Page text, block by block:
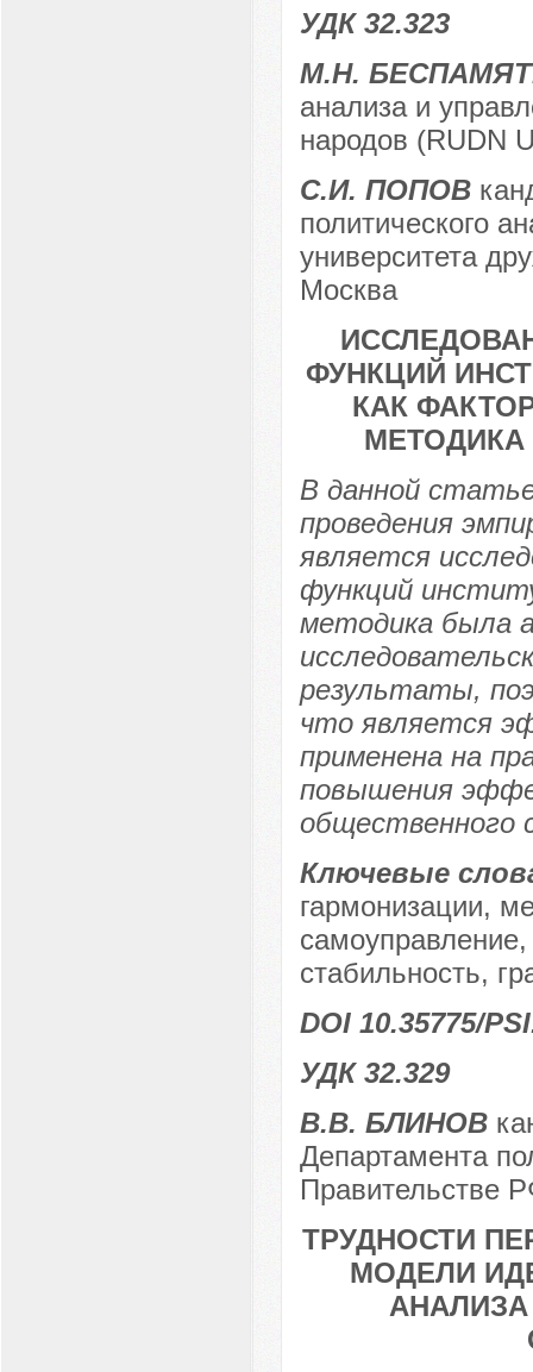
УДК 32.323
М.Н.
анализа и
народов (RUDN
С.И. ПОПОВ
политического
университета
Москва
ФУНКЦИЙ
КАК
В данной
проведения
является
функций
методика была
результаты,
что является
применена на
повышения
общественного
Ключевые
гармонизации,
стабильность,
DOI 10.35775/
УДК 32.329
В.В. БЛИНОВ
Департамента
Правительстве
ТРУДНОСТИ
МОДЕЛИ